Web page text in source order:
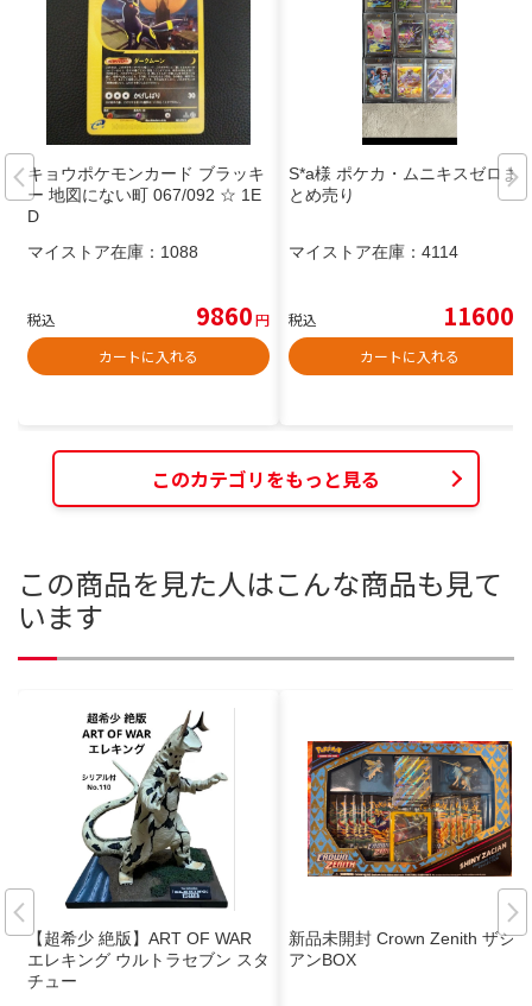
キョウポケモンカード ブラッキ
ー 地図にない町 067/092 ☆ 1E
D
マイストア在庫： 1088
税込 9860円
カートに入れる
S*a様 ポケカ・ムニキスゼロま
とめ売り
マイストア在庫： 4114
税込 11600
カートに入れる
このカテゴリをもっと見る
この商品を見た人はこんな商品も見て
います
【超希少 絶版】ART OF WAR
エレキング ウルトラセブン スタ
チュー
新品未開封 Crown Zenith ザシ
アンBOX